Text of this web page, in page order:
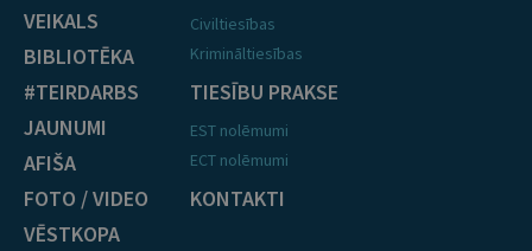
VEIKALS
BIBLIOTĒKA
#TEIRDARBS
JAUNUMI
AFIŠA
FOTO / VIDEO
VĒSTKOPA
Civiltiesības
Krimināltiesības
TIESĪBU PRAKSE
EST nolēmumi
ECT nolēmumi
KONTAKTI